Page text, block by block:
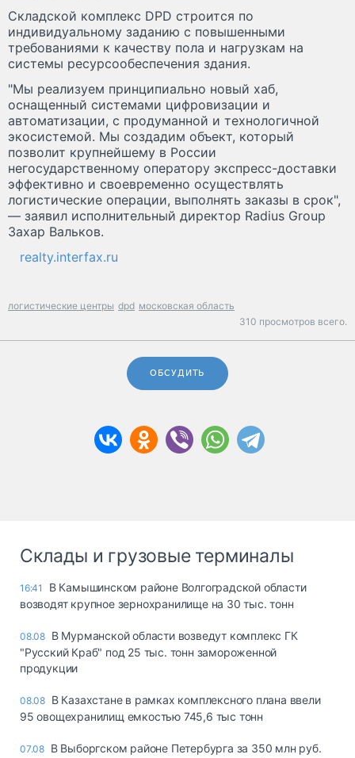
Складской комплекс DPD строится по
индивидуальному заданию с повышенными
требованиями к качеству пола и нагрузкам на
системы ресурсообеспечения здания.
"Мы реализуем принципиально новый хаб,
оснащенный системами цифровизации и
автоматизации, с продуманной и технологичной
экосистемой. Мы создадим объект, который
позволит крупнейшему в России
негосударственному оператору экспресс-доставки
эффективно и своевременно осуществлять
логистические операции, выполнять заказы в срок",
— заявил исполнительный директор Radius Group
Захар Вальков.
realty.interfax.ru
логистические центры dpd московская область
310 просмотров всего.
ОБСУДИТЬ
Склады и грузовые терминалы
16:41
В Камышинском районе Волгоградской области
возводят крупное зернохранилище на 30 тыс. тонн
08.08 В Мурманской области возведут комплекс ГК
"Русский Краб" под 25 тыс. тонн замороженной
продукции
08.08 В Казахстане в рамках комплексного плана ввели
95 овощехранилищ емкостью 745,6 тыс тонн
07.08 В Выборгском районе Петербурга за 350 млн руб.